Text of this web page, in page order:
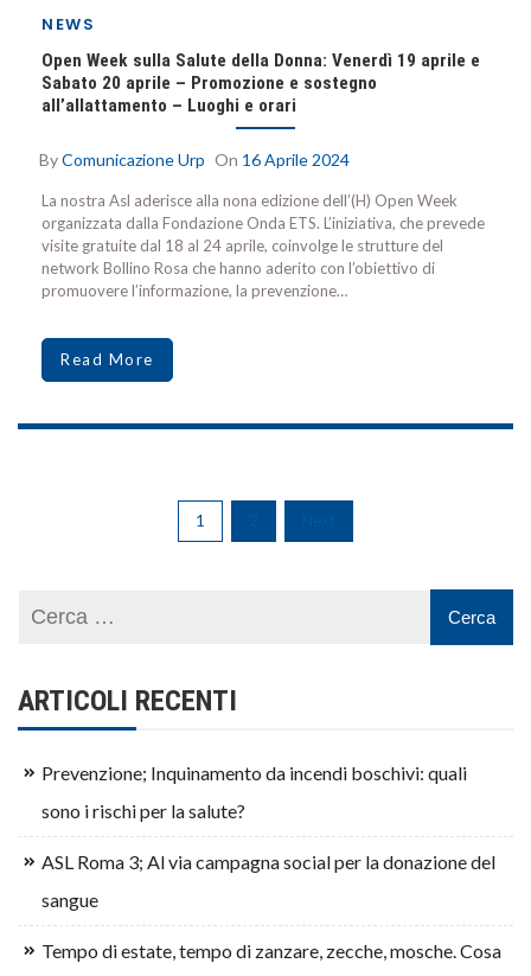
NEWS
Open Week sulla Salute della Donna: Venerdì 19 aprile e
Sabato 20 aprile – Promozione e sostegno
all’allattamento – Luoghi e orari
ByComunicazione Urp On 16 Aprile 2024
La nostra Asl aderisce alla nona edizione dell’(H) Open Week
organizzata dalla Fondazione Onda ETS. L’iniziativa, che prevede
visite gratuite dal 18 al 24 aprile, coinvolge le strutture del
network Bollino Rosa che hanno aderito con l’obiettivo di
promuovere l’informazione, la prevenzione…
Read More
1
ARTICOLI RECENTI
Prevenzione; Inquinamento da incendi boschivi: quali
sono i rischi per la salute?
ASL Roma 3; Al via campagna social per la donazione del
sangue
Tempo di estate, tempo di zanzare, zecche, mosche. Cosa